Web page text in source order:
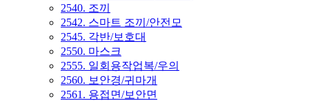
2540. 조끼
2542. 스마트 조끼/안전모
2545. 각반/보호대
2550. 마스크
2555. 일회용작업복/우의
2560. 보안경/귀마개
2561. 용접면/보안면